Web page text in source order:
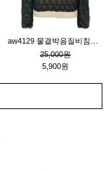
25,000원
5,900원